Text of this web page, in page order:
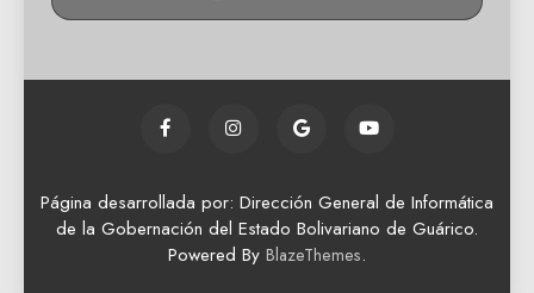
Página desarrollada por: Dirección General de Informática
de la Gobernación del Estado Bolivariano de Guárico.
Powered By BlazeThemes.